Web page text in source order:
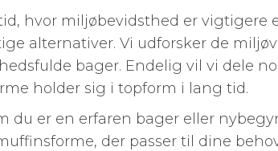
hvor miljøbevidsthed er vigtigere
alternativer. Vi udforsker de
bager. Endelig vil vi dele
holder sig i topform i lang tid.
du er en erfaren bager eller
der passer til dine